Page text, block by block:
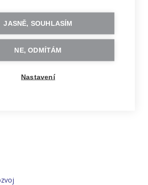
1748/17
JASNĚ, SOUHLASÍM
NE, ODMÍTÁM
Nastavení